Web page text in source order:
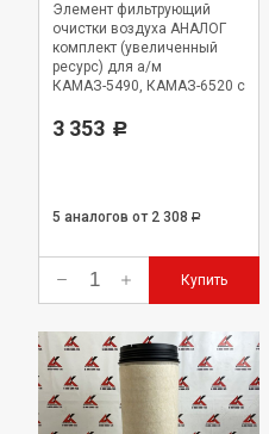
Элемент фильтрующий
очистки воздуха АНАЛОГ
комплект (увеличенный
ресурс) для а/м
КАМАЗ-5490, КАМАЗ-6520 с
Benz OM 457LA
3 353 Р
5 аналогов от 2 308 Р
Купить